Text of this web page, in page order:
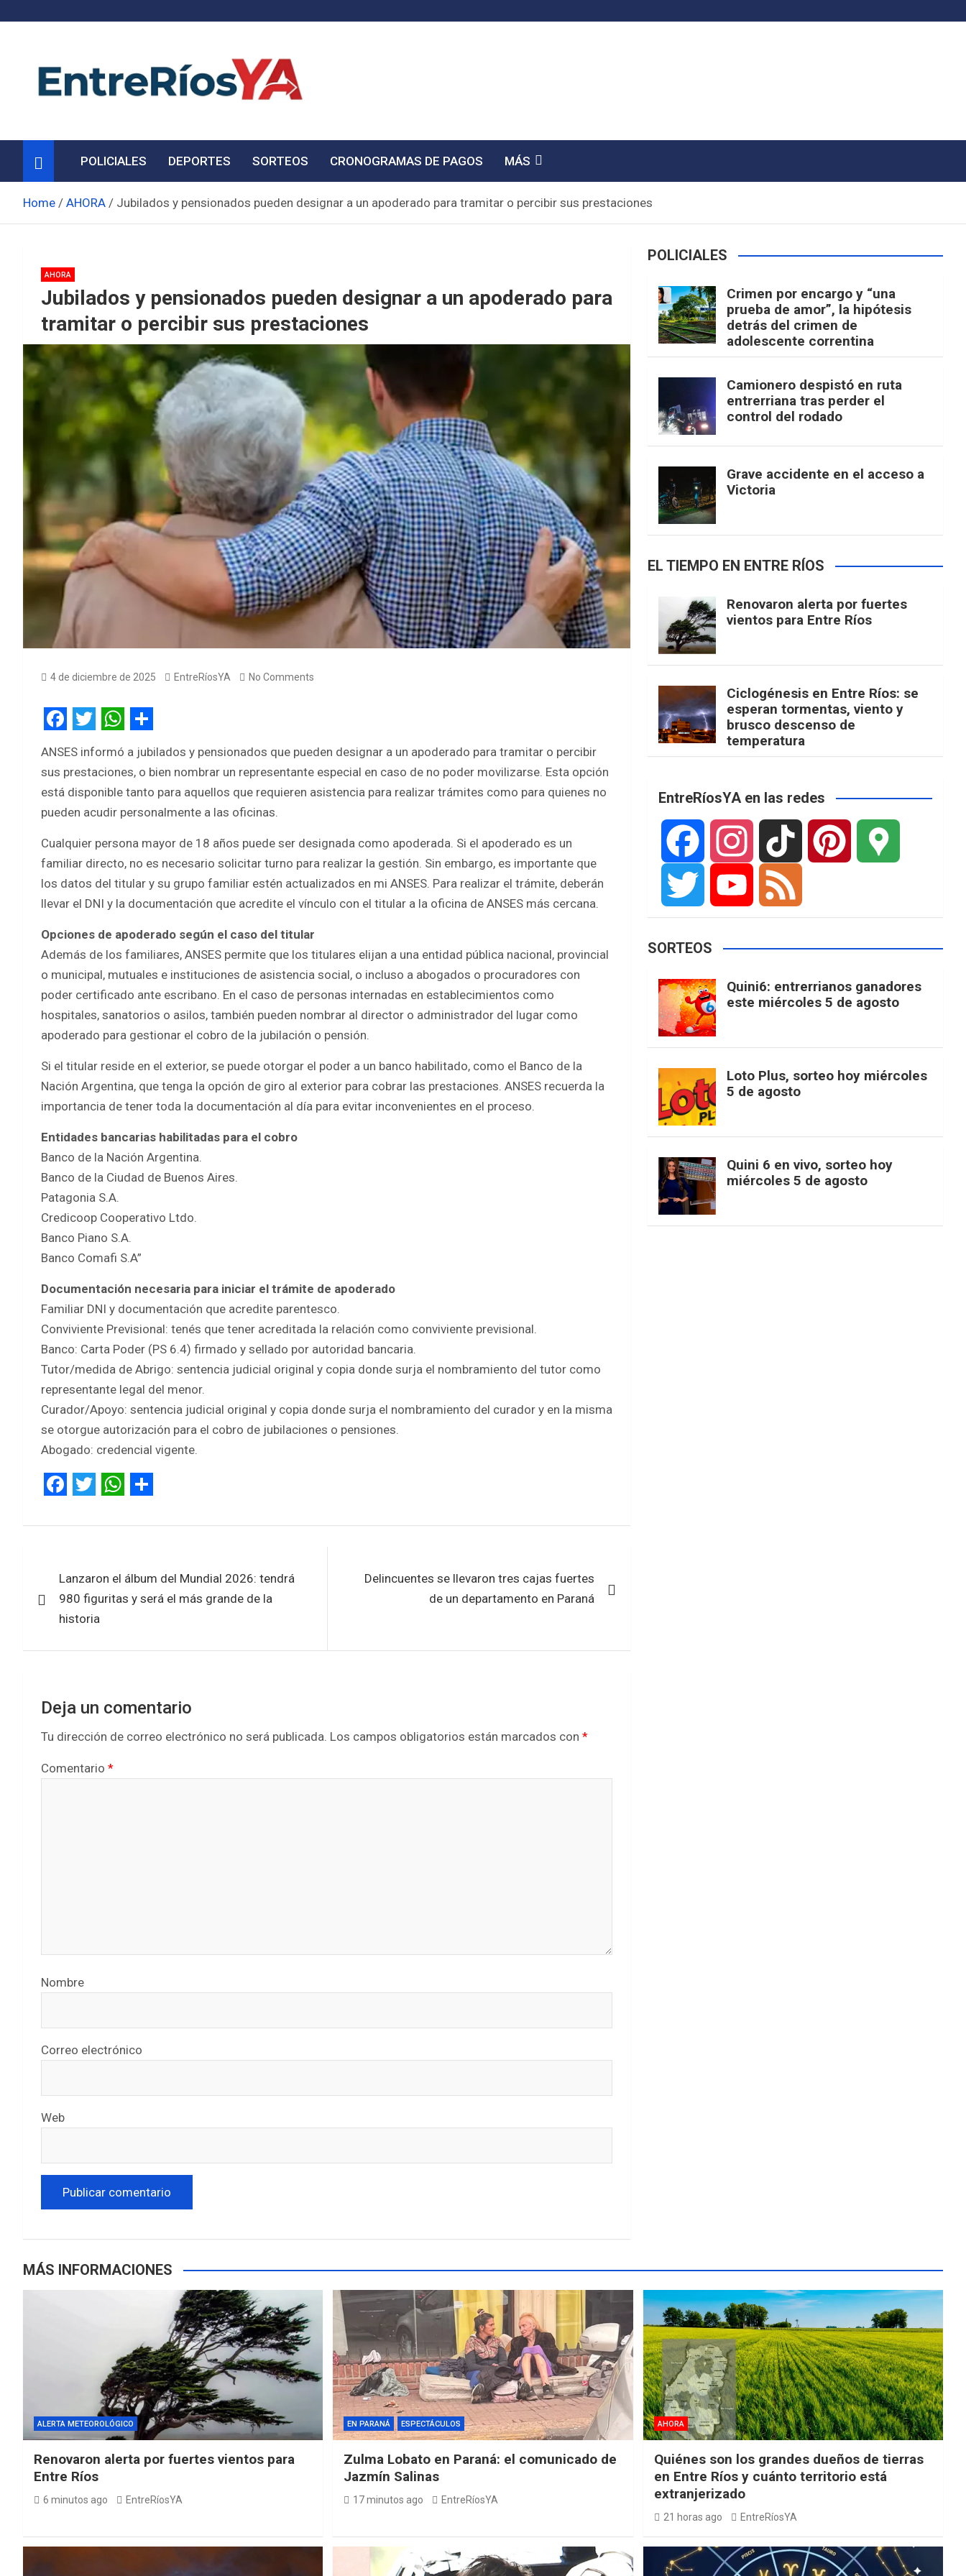
Noticias de Entre Ríos
POLICIALES DEPORTES SORTEOS CRONOGRAMAS DE PAGOS MÁS
Home AHORA Jubilados y pensionados pueden designar a un apoderado para tramitar o percibir sus prestaciones
AHORA
Jubilados y pensionados pueden designar a un apoderado para
tramitar o percibir sus prestaciones
4 de diciembre de 2025 EntreRíosYA No Comments
F
a
c
e
b
o
o
k
T
w
i
t
t
e
r
W
h
a
t
s
A
p
p
S
h
a
r
e
ANSES informó a jubilados y pensionados que pueden designar a un apoderado para tramitar o percibir
sus prestaciones, o bien nombrar un representante especial en caso de no poder movilizarse. Esta opción
está disponible tanto para aquellos que requieren asistencia para realizar trámites como para quienes no
pueden acudir personalmente a las oficinas.
Cualquier persona mayor de 18 años puede ser designada como apoderada. Si el apoderado es un
familiar directo, no es necesario solicitar turno para realizar la gestión. Sin embargo, es importante que
los datos del titular y su grupo familiar estén actualizados en mi ANSES. Para realizar el trámite, deberán
llevar el DNI y la documentación que acredite el vínculo con el titular a la oficina de ANSES más cercana.
Opciones de apoderado según el caso del titular
Además de los familiares, ANSES permite que los titulares elijan a una entidad pública nacional, provincial
o municipal, mutuales e instituciones de asistencia social, o incluso a abogados o procuradores con
poder certificado ante escribano. En el caso de personas internadas en establecimientos como
hospitales, sanatorios o asilos, también pueden nombrar al director o administrador del lugar como
apoderado para gestionar el cobro de la jubilación o pensión.
Si el titular reside en el exterior, se puede otorgar el poder a un banco habilitado, como el Banco de la
Nación Argentina, que tenga la opción de giro al exterior para cobrar las prestaciones. ANSES recuerda la
importancia de tener toda la documentación al día para evitar inconvenientes en el proceso.
Entidades bancarias habilitadas para el cobro
Banco de la Nación Argentina.
Banco de la Ciudad de Buenos Aires.
Patagonia S.A.
Credicoop Cooperativo Ltdo.
Banco Piano S.A.
Banco Comafi S.A”
Documentación necesaria para iniciar el trámite de apoderado
Familiar DNI y documentación que acredite parentesco.
Conviviente Previsional: tenés que tener acreditada la relación como conviviente previsional.
Banco: Carta Poder (PS 6.4) firmado y sellado por autoridad bancaria.
Tutor/medida de Abrigo: sentencia judicial original y copia donde surja el nombramiento del tutor como
representante legal del menor.
Curador/Apoyo: sentencia judicial original y copia donde surja el nombramiento del curador y en la misma
se otorgue autorización para el cobro de jubilaciones o pensiones.
Abogado: credencial vigente.
a
b
o
w
t
t
e
r
h
t
s
p
h
r
e
de
entradas
Lanzaron el álbum del Mundial 2026: tendrá
980 figuritas y será el más grande de la
historia
Delincuentes se llevaron tres cajas fuertes
de un departamento en Paraná
Deja un comentario
Tu dirección de correo electrónico no será publicada. Los campos obligatorios están marcados con *
Comentario *
Nombre
Correo electrónico
Web
POLICIALES
Crimen por encargo y “una
prueba de amor”, la hipótesis
detrás del crimen de
adolescente correntina
Camionero despistó en ruta
entrerriana tras perder el
control del rodado
Grave accidente en el acceso a
Victoria
EL TIEMPO EN ENTRE RÍOS
Renovaron alerta por fuertes
vientos para Entre Ríos
Ciclogénesis en Entre Ríos: se
esperan tormentas, viento y
brusco descenso de
temperatura
EntreRíosYA en las redes
F
e
o
k
t
g
a
m
T
k
s
t
a
p
i
t
r
u
u
e
SORTEOS
Quini6: entrerrianos ganadores
este miércoles 5 de agosto
Loto Plus, sorteo hoy miércoles
5 de agosto
Quini 6 en vivo, sorteo hoy
miércoles 5 de agosto
MÁS INFORMACIONES
ALERTA METEOROLÓGICO
Renovaron alerta por fuertes vientos para
Entre Ríos
6 minutos ago EntreRíosYA
EN PARANÁ ESPECTÁCULOS
Zulma Lobato en Paraná: el comunicado de
Jazmín Salinas
17 minutos ago EntreRíosYA
AHORA
Quiénes son los grandes dueños de tierras
en Entre Ríos y cuánto territorio está
extranjerizado
21 horas ago EntreRíosYA